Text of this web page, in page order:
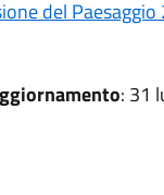
del
: 31